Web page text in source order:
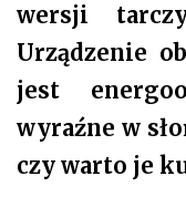
wersji
Urządzenie
jest
wyraźne w
czy warto je